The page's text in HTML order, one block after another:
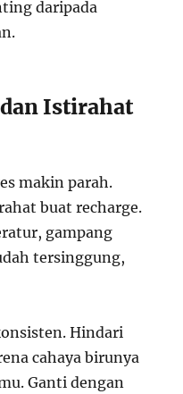
daripada
Istirahat
makin parah.
buat recharge.
gampang
tersinggung,
Hindari
cahaya birunya
Ganti dengan